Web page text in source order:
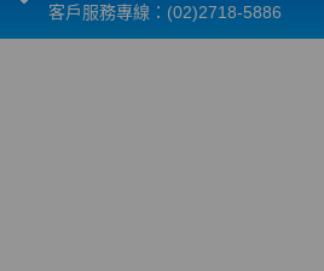
客戶服務專線：(02)2718-5886